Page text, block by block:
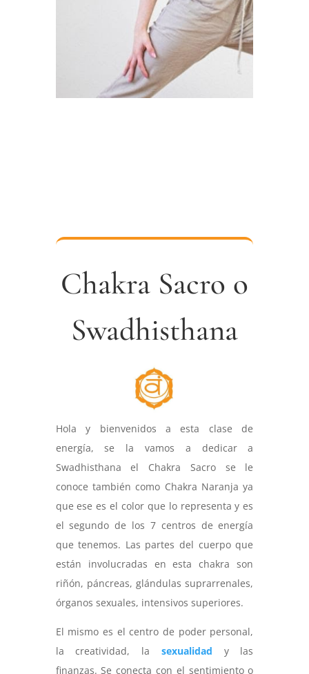
Chakra Sacro o
Swadhisthana
Hola y bienvenidos a esta clase de
energía, se la vamos a dedicar a
Swadhisthana el Chakra Sacro se le
conoce también como Chakra Naranja ya
que ese es el color que lo representa y es
el segundo de los 7 centros de energía
que tenemos. Las partes del cuerpo que
están involucradas en esta chakra son
riñón, páncreas, glándulas suprarrenales,
órganos sexuales, intensivos superiores.
El mismo es el centro de poder personal,
la creatividad, la sexualidad
y las
finanzas. Se conecta con el sentimiento o